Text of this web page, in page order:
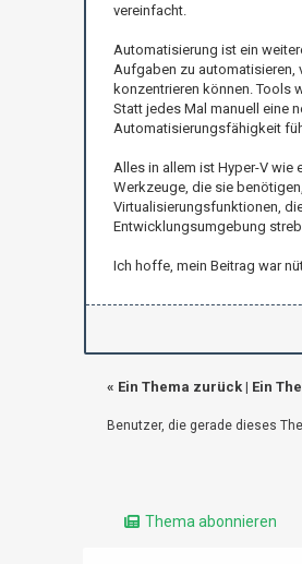
vereinfacht.
Automatisierung ist ein
Aufgaben zu automatisieren,
konzentrieren können. Tools
Statt jedes Mal manuell eine
Automatisierungsfähigkeit
Alles in allem ist Hyper-V
Werkzeuge, die sie
Virtualisierungsfunktionen,
Entwicklungsumgebung
Ich hoffe, mein Beitrag war
« Ein Thema zurück| Ein
Benutzer, die gerade dieses
Thema abonnieren